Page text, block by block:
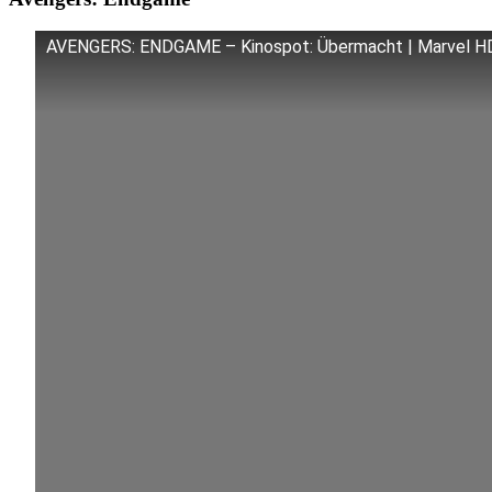
AVENGERS: ENDGAME – Kinospot: Übermacht | Marvel